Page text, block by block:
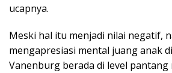
ucapnya.
Meski hal itu menjadi nilai negatif,
mengapresiasi mental juang anak
Vanenburg berada di level pantang